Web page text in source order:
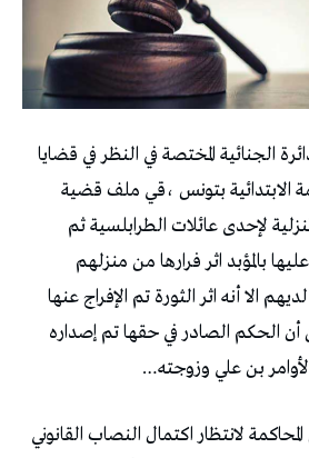
الجنائية المختصة في النظر في قضايا
الابتدائية بتونس ،قي ملف قضية
لإحدى عائلات الطرابلسية ثم
بالمؤبد اثر فرارها من منزلهم
الا أنه اثر الثورة تم الإفراج عنها
الحكم الصادر في حقها تم إصداره
بن علي وزوجته…
لانتظار اكتمال النصاب القانوني